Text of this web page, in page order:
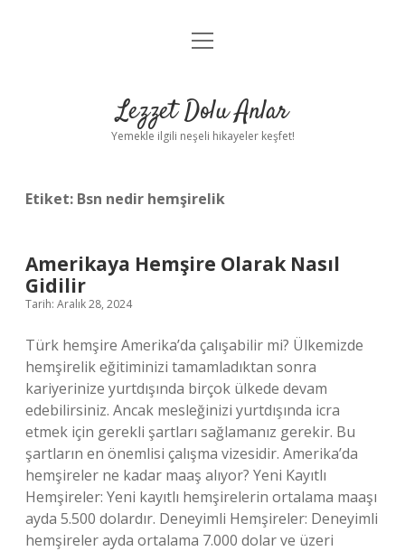
Anasayfa
Yasal Uyarı
menüyü
Lezzet Dolu Anlar
Yemekle ilgili neşeli hikayeler keşfet!
Etiket: Bsn nedir hemşirelik
Amerikaya Hemşire Olarak Nasıl
Gidilir
Tarih: Aralık 28, 2024
Türk hemşire Amerika’da çalışabilir mi? Ülkemizde
hemşirelik eğitiminizi tamamladıktan sonra
kariyerinize yurtdışında birçok ülkede devam
edebilirsiniz. Ancak mesleğinizi yurtdışında icra
etmek için gerekli şartları sağlamanız gerekir. Bu
şartların en önemlisi çalışma vizesidir. Amerika’da
hemşireler ne kadar maaş alıyor? Yeni Kayıtlı
Hemşireler: Yeni kayıtlı hemşirelerin ortalama maaşı
ayda 5.500 dolardır. Deneyimli Hemşireler: Deneyimli
hemşireler ayda ortalama 7.000 dolar ve üzeri